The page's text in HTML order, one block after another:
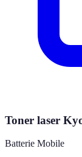
Toner laser
Batterie Mobile